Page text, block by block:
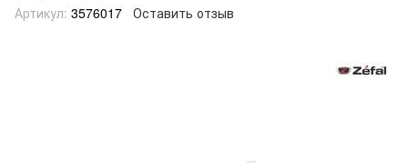
Артикул: 3576017 Оставить отзыв